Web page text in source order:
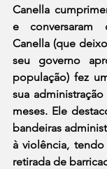
Canella
e conversaram
Canella (que
seu governo
população) fez
sua
meses. Ele
bandeiras
à violência,
retirada de